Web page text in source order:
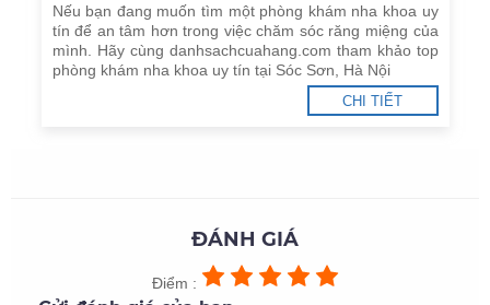
Nếu bạn đang muốn tìm một phòng khám nha khoa uy
tín để an tâm hơn trong việc chăm sóc răng miệng của
mình. Hãy cùng danhsachcuahang.com tham khảo top
phòng khám nha khoa uy tín tại Sóc Sơn, Hà Nội
CHI TIẾT
ĐÁNH GIÁ
Điểm :